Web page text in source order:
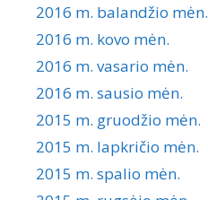
2016 m. balandžio mėn.
2016 m. kovo mėn.
2016 m. vasario mėn.
2016 m. sausio mėn.
2015 m. gruodžio mėn.
2015 m. lapkričio mėn.
2015 m. spalio mėn.